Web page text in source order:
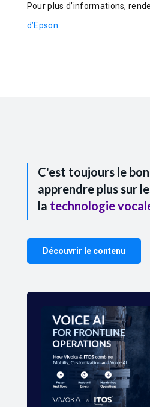
Pour plus d’informations,
d’Epson
C'est toujours le
apprendre plus sur
la technologie
Découvrir le contenu